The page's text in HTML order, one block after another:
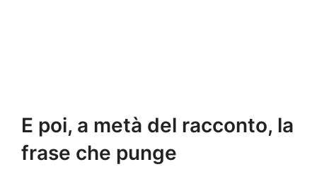
E poi, a metà del racconto, la
frase che punge